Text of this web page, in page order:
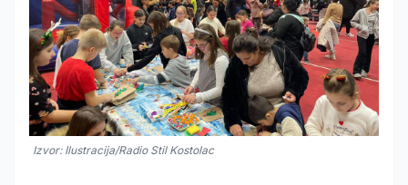
Izvor: Ilustracija/Radio Stil Kostolac